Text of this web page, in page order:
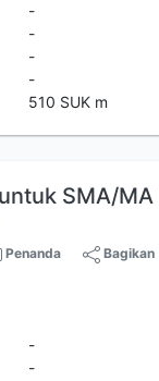
-
-
-
-
510 SUK m
SMA/MA
Penanda Bagikan
-
-